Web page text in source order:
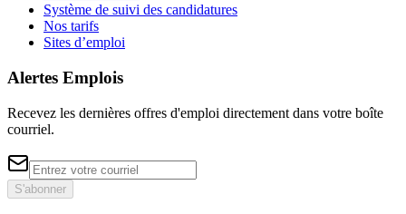
Système de suivi des candidatures
Nos tarifs
Sites d’emploi
Alertes Emplois
Recevez les dernières offres d'emploi directement dans votre boîte
courriel.
S'abonner